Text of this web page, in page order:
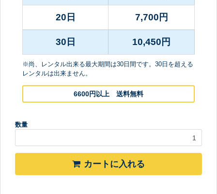
20日
30日
7,700 円
10,450 円
※尚、レンタル出来る最大期間は30日間です。30日を超える
レンタルは出来ません。
6600円以上 送料無料
数量
カートに入れる